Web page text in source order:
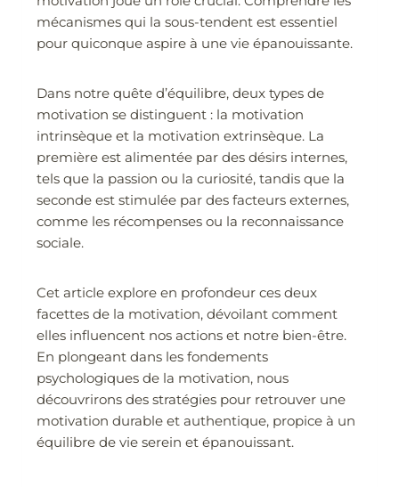
mécanismes qui la sous-tendent est essentiel
pour quiconque aspire à une vie épanouissante.
Dans notre quête d’équilibre, deux types de
motivation se distinguent : la motivation
intrinsèque et la motivation extrinsèque. La
première est alimentée par des désirs internes,
tels que la passion ou la curiosité, tandis que la
seconde est stimulée par des facteurs externes,
comme les récompenses ou la reconnaissance
sociale.
Cet article explore en profondeur ces deux
facettes de la motivation, dévoilant comment
elles influencent nos actions et notre bien-être.
En plongeant dans les fondements
psychologiques de la motivation, nous
découvrirons des stratégies pour retrouver une
motivation durable et authentique, propice à un
équilibre de vie serein et épanouissant.